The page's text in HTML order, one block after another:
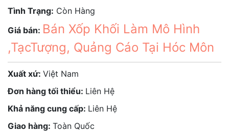
Tình Trạng: Còn Hàng
Giá bán: Bán Xốp Khối Làm Mô Hình
,TạcTượng, Quảng Cáo Tại Hóc Môn
Xuất xứ: Việt Nam
Đơn hàng tối thiểu: Liên Hệ
Khả năng cung cấp: Liên Hệ
Giao hàng: Toàn Quốc